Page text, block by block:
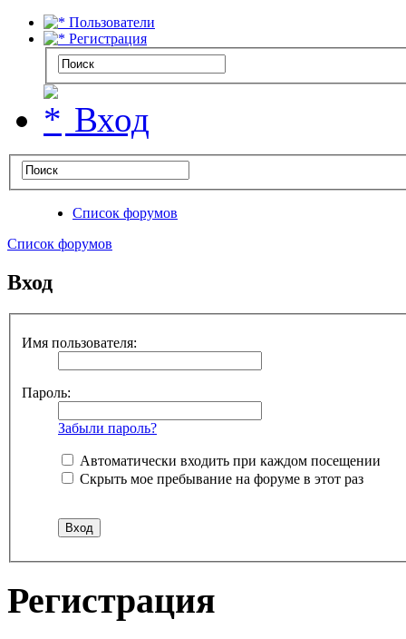
Пользователи
Регистрация
Вход
Список форумов
Список форумов
Вход
Имя пользователя:
Пароль:
Забыли пароль?
Автоматически входить при каждом посещении
Скрыть мое пребывание на форуме в этот раз
Регистрация